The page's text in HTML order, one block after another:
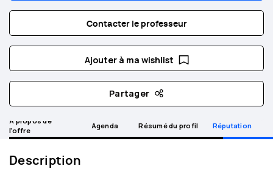
Contacter le professeur
Ajouter à ma wishlist
Partager
A propos de
l’offre
Agenda Résumé du profil Réputation
Description